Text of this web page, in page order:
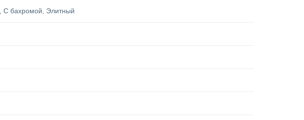
,С бахромой Элитный